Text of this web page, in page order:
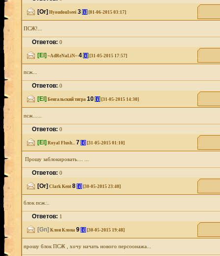
[Or] HyoudouIseei 3 [i] [01-06-2015 03:17]
ПСЖ!...
Ответов:0
[El] ~AdReNaLiN~ 4 [i] [31-05-2015 17:57]
псж...
Ответов:0
[El] Бенгальский тигра 10 [i] [31-05-2015 14:30]
псж......
Ответов:0
[El] Royal Flush... 7 [i] [31-05-2015 01:10]
Прошу заблокировать.... ...
Ответов:0
[Or] Clark Kent 8 [i] [30-05-2015 23:40]
блок псж...
Ответов:1
[Gn] Клон Клона 9 [i] [30-05-2015 19:48]
прошу блок ПСЖ , хочу начать нового персоонажа...